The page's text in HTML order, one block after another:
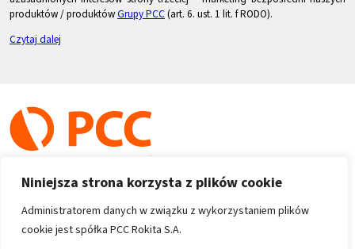
Niniejsza strona korzysta z plików cookie
Administratorem danych w związku z wykorzystaniem plików
cookie jest spółka PCC Rokita S.A.
produktów / produktówGrupy PCC (art. 6. ust. 1 lit. f RODO).
Czytaj dalej